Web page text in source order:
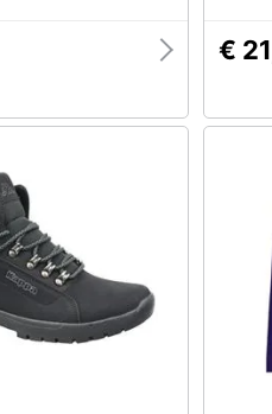
€